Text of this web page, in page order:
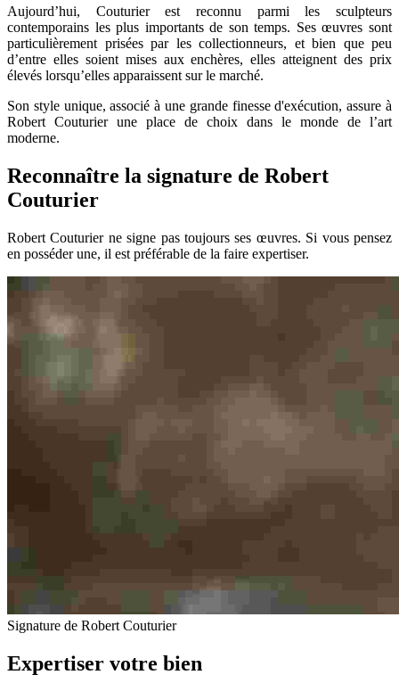
Aujourd’hui, Couturier est reconnu parmi les sculpteurs
contemporains les plus importants de son temps. Ses œuvres sont
particulièrement prisées par les collectionneurs, et bien que peu
d’entre elles soient mises aux enchères, elles atteignent des prix
élevés lorsqu’elles apparaissent sur le marché.
Son style unique, associé à une grande finesse d'exécution, assure à
Robert Couturier une place de choix dans le monde de l’art
moderne.
Reconnaître la signature de Robert
Couturier
Robert Couturier ne signe pas toujours ses œuvres. Si vous pensez
en posséder une, il est préférable de la faire expertiser.
Signature de Robert Couturier
Expertiser votre bien